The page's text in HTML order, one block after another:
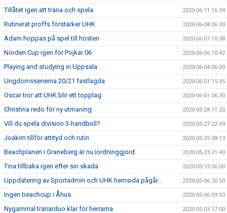
Tillåtet igen att träna och spela 2020-06-11 16:34
Rutinerat proffs förstärker UHK 2020-06-08 06:00
Adam hoppas på spel till hösten 2020-06-07 10:38
Norden Cup igen för Pojkar 06 2020-06-06 10:42
Playing and studying in Uppsala 2020-06-04 06:00
Ungdomsserierna 20/21 fastlagda 2020-06-01 15:45
Oscar tror att UHK blir ett topplag 2020-06-01 06:30
Christina redo för ny utmaning 2020-05-28 11:20
Vill du spela division 3-handboll? 2020-05-27 22:49
Joakim tillför attityd och rutin 2020-05-25 08:13
Beachplanen i Graneberg är nu iordninggjord 2020-05-23 21:40
Tina tillbaka igen efter sin skada 2020-05-19 06:00
Uppdatering av Sportadmin och UHK hemsida pågår... 2020-05-06 20:50
Ingen beachcup i Åhus 2020-05-06 09:53
Nygammal tränarduo klar för herrarna 2020-05-03 17:00